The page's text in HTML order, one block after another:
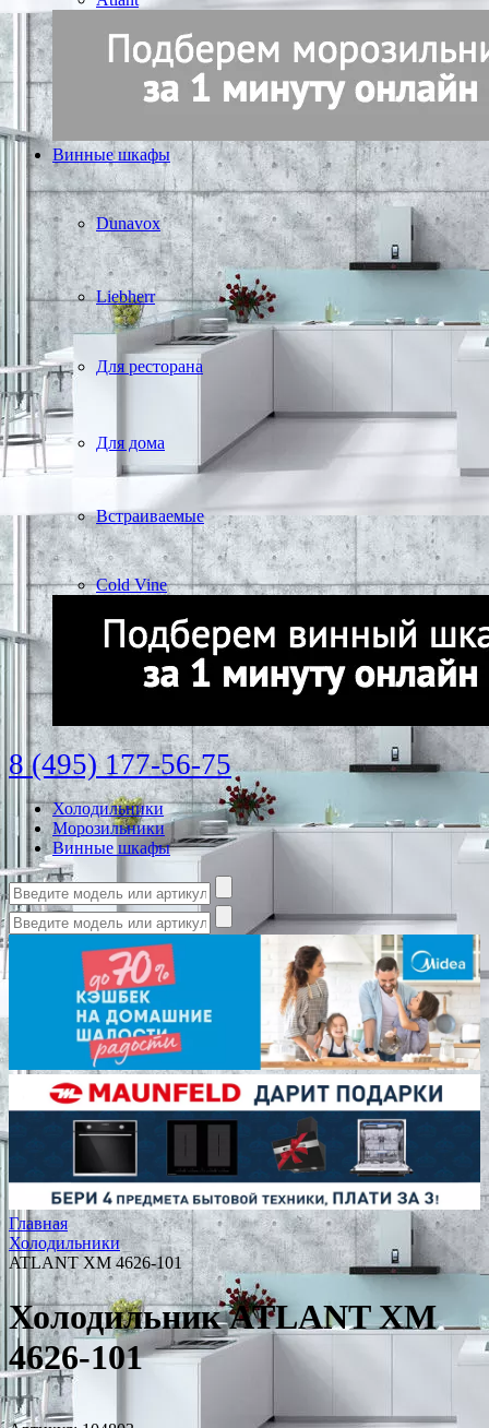
Винные шкафы
Dunavox
Liebherr
Для ресторана
Для дома
Встраиваемые
Cold Vine
8 (495) 177-56-75
Холодильники
Морозильники
Винные шкафы
Главная
Холодильники
ATLANT ХМ 4626-101
Холодильник ATLANT ХМ
4626-101